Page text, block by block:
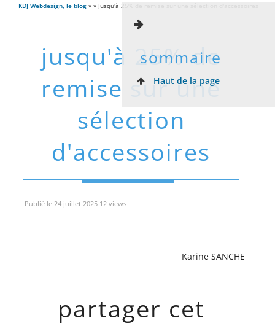
KDJ Webdesign, le blog » » Jusqu'à 25% de remise sur une sélection d'accessoires
jusqu'à 25% de
remise sur une
sélection
d'accessoires
sommaire
Haut de la page
Publié le 24 juillet 2025 12 views
Karine SANCHE
partager cet